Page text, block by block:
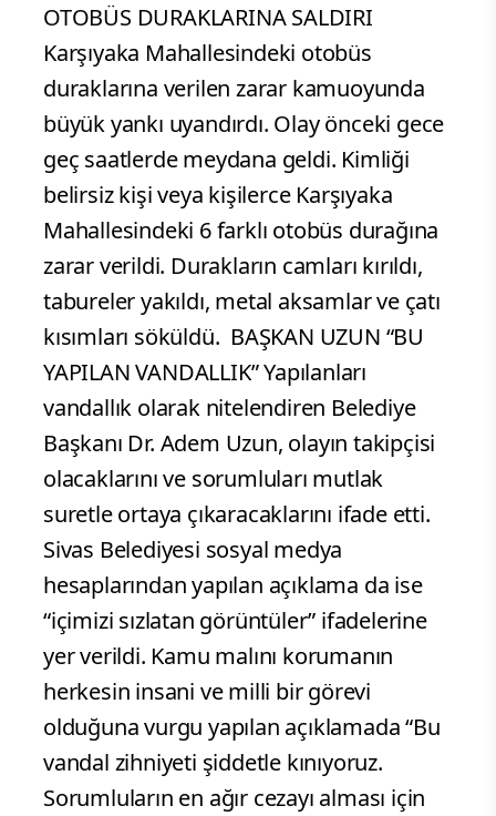
OTOBÜS DURAKLARINA SALDIRI
Karşıyaka Mahallesindeki otobüs
duraklarına verilen zarar kamuoyunda
büyük yankı uyandırdı. Olay önceki gece
geç saatlerde meydana geldi. Kimliği
belirsiz kişi veya kişilerce Karşıyaka
Mahallesindeki 6 farklı otobüs durağına
zarar verildi. Durakların camları kırıldı,
tabureler yakıldı, metal aksamlar ve çatı
kısımları söküldü. BAŞKAN UZUN “BU
YAPILAN VANDALLIK” Yapılanları
vandallık olarak nitelendiren Belediye
Başkanı Dr. Adem Uzun, olayın takipçisi
olacaklarını ve sorumluları mutlak
suretle ortaya çıkaracaklarını ifade etti.
Sivas Belediyesi sosyal medya
hesaplarından yapılan açıklama da ise
“içimizi sızlatan görüntüler” ifadelerine
yer verildi. Kamu malını korumanın
herkesin insani ve milli bir görevi
olduğuna vurgu yapılan açıklamada “Bu
vandal zihniyeti şiddetle kınıyoruz.
Sorumluların en ağır cezayı alması için